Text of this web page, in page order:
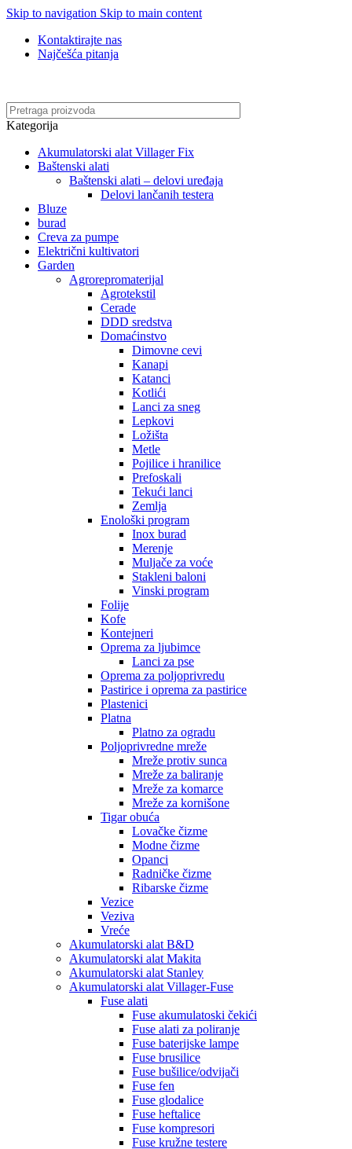
Skip to navigation Skip to main content
Kontaktirajte nas
Najčešća pitanja
Kategorija
Akumulatorski alat Villager Fix
Baštenski alati
Baštenski alati – delovi uređaja
Delovi lančanih testera
Bluze
burad
Creva za pumpe
Električni kultivatori
Garden
Agrorepromaterijal
Agrotekstil
Cerade
DDD sredstva
Domaćinstvo
Dimovne cevi
Kanapi
Katanci
Kotlići
Lanci za sneg
Lepkovi
Ložišta
Metle
Pojilice i hranilice
Prefoskali
Tekući lanci
Zemlja
Enološki program
Inox burad
Merenje
Muljače za voće
Stakleni baloni
Vinski program
Folije
Kofe
Kontejneri
Oprema za ljubimce
Lanci za pse
Oprema za poljoprivredu
Pastirice i oprema za pastirice
Plastenici
Platna
Platno za ogradu
Poljoprivredne mreže
Mreže protiv sunca
Mreže za baliranje
Mreže za komarce
Mreže za kornišone
Tigar obuća
Lovačke čizme
Modne čizme
Opanci
Radničke čizme
Ribarske čizme
Vezice
Veziva
Vreće
Akumulatorski alat B&D
Akumulatorski alat Makita
Akumulatorski alat Stanley
Akumulatorski alat Villager-Fuse
Fuse alati
Fuse akumulatoski čekići
Fuse alati za poliranje
Fuse baterijske lampe
Fuse brusilice
Fuse bušilice/odvijači
Fuse fen
Fuse glodalice
Fuse heftalice
Fuse kompresori
Fuse kružne testere